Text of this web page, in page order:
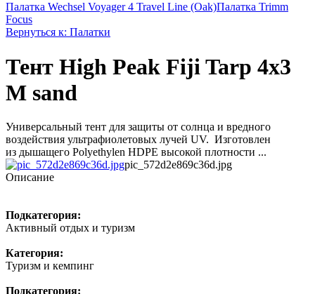
Палатка Wechsel Voyager 4 Travel Line (Oak)Палатка Trimm
Focus
Вернуться к: Палатки
Тент High Peak Fiji Tarp 4x3
M sand
Универсальный тент для защиты от солнца и вредного
воздействия ультрафиолетовых лучей UV. Изготовлен
из дышащего Polyethylen HDPE высокой плотности ...
pic_572d2e869c36d.jpg
Описание
Подкатегория:
Активный отдых и туризм
Категория:
Туризм и кемпинг
Подкатегория: